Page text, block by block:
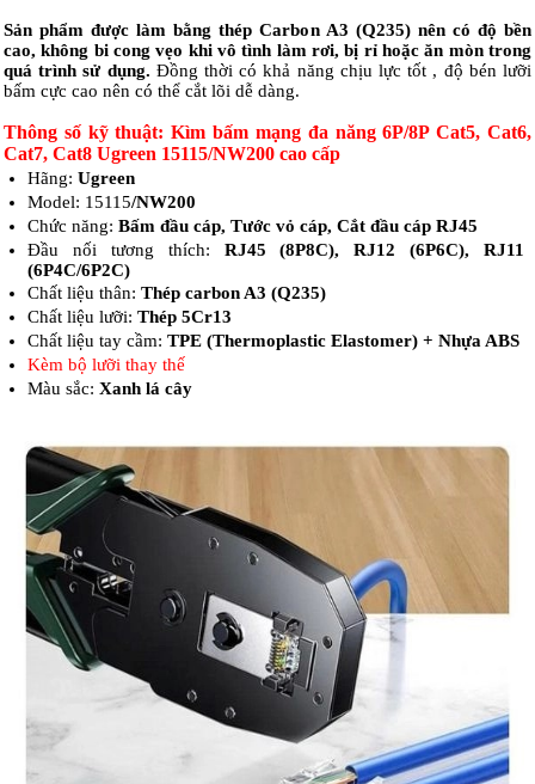
Sản phẩm được làm bằng thép Carbon A3 (Q235) nên có độ bền
cao, không bi cong vẹo khi vô tình làm rơi, bị rỉ hoặc ăn mòn trong
quá trình sử dụng. Đồng thời có khả năng chịu lực tốt , độ bén lưỡi
bấm cực cao nên có thể cắt lõi dễ dàng.
Thông số kỹ thuật:Kìm bấm mạng đa năng 6P/8P Cat5, Cat6,
Cat7, Cat8 Ugreen 15115/NW200 cao cấp
Hãng: Ugreen
Model: 15115/NW200
Chức năng: Bấm đầu cáp, Tước vỏ cáp, Cắt đầu cáp RJ45
Đầu nối tương thích: RJ45 (8P8C), RJ12 (6P6C), RJ11
(6P4C/6P2C)
Chất liệu thân: Thép carbon A3 (Q235)
Chất liệu lưỡi: Thép 5Cr13
Chất liệu tay cầm: TPE (Thermoplastic Elastomer) + Nhựa ABS
Kèm bộ lưỡi thay thế
Màu sắc: Xanh lá cây